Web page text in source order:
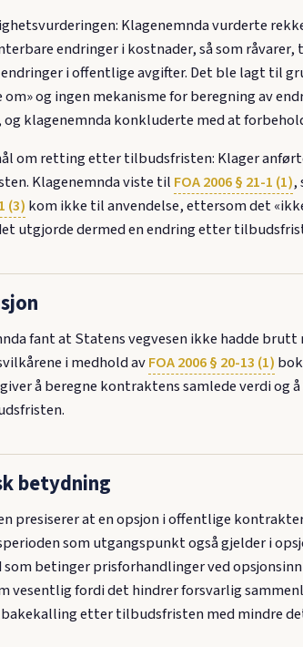
Klagenemnda vurderte
endringer i kostnader, så som
i offentlige avgifter. Det ble lagt til
om» og ingen mekanisme for beregning av
og klagenemnda konkluderte med at
om retting etter tilbudsfristen: Klager
Klagenemnda viste til FOA 2006 § 21-1 (1),
(3) kom ikke til anvendelse, ettersom det
utgjorde dermed en endring etter
fant at Statens vegvesen ikke hadde
i medhold avFOA 2006 § 20-13 (1)
å beregne kontraktens samlede verdi
betydning
presiserer at en opsjon i offentlige
som utgangspunkt også gjelder i
betinger prisforhandlinger ved
vesentlig fordi det hindrer forsvarlig
etter tilbudsfristen med mindre